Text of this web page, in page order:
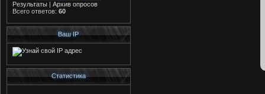
Результаты | Архив опросов
Всего ответов: 60
Ваш IP
Статистика